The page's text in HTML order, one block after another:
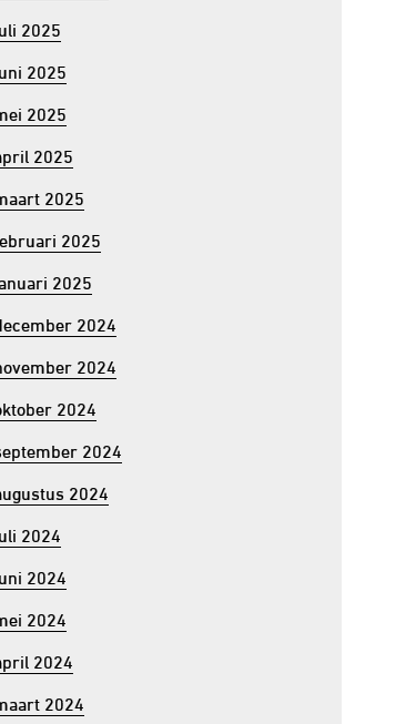
2025
2025
2025
2025
2025
2025
2025
2024
2024
2024
2024
2024
2024
2024
2024
2024
2024